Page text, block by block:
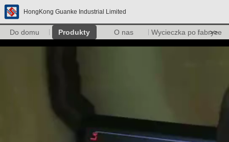
HongKong Guanke Industrial Limited
Do domu Produkty O nas Wycieczka po fabryce
>>